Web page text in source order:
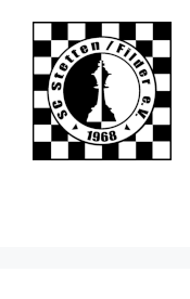
content